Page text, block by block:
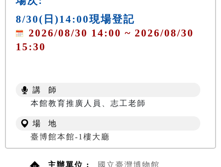
8/30(日)14:00現場登記
2026/08/30 14:00 ~ 2026/08/30
15:30
講 師
本館教育推廣人員、志工老師
場 地
臺博館本館-1樓大廳
主辦單位 : 國立臺灣博物館